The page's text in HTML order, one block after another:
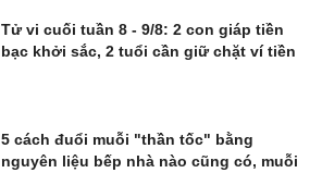
Tử vi cuối tuần 8 - 9/8: 2 con giáp tiền
bạc khởi sắc, 2 tuổi cần giữ chặt ví tiền
5 cách đuổi muỗi "thần tốc" bằng
nguyên liệu bếp nhà nào cũng có, muỗi